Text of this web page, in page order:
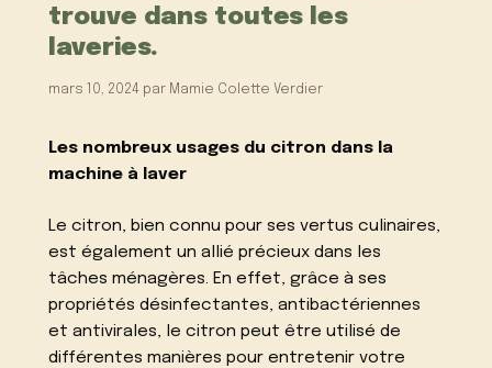
trouve dans toutes les
laveries.
mars 10, 2024 par Mamie Colette Verdier
Les nombreux usages du citron dans la
machine à laver
Le citron, bien connu pour ses vertus culinaires,
est également un allié précieux dans les
tâches ménagères. En effet, grâce à ses
propriétés désinfectantes, antibactériennes
et antivirales, le citron peut être utilisé de
différentes manières pour entretenir votre